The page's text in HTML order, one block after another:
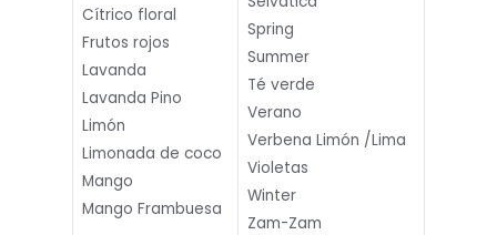
Cítrico floral
Frutos rojos
Lavanda
Lavanda Pino
Limón
Limonada de coco
Mango
Mango Frambuesa
Spring
Summer
Té verde
Verano
Verbena Limón /Lima
Violetas
Winter
Zam-Zam